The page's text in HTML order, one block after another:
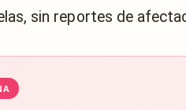
sin reportes de